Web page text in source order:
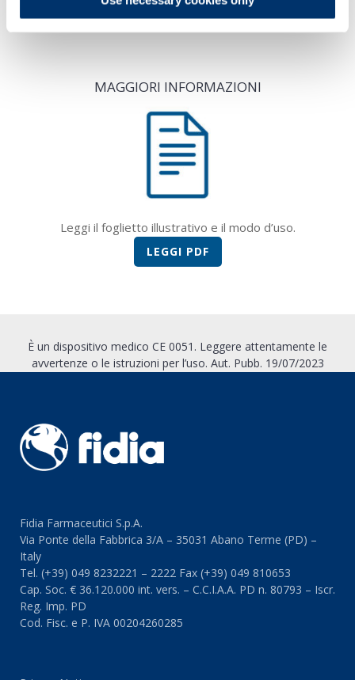
50ml.
MAGGIORI INFORMAZIONI
Leggi il foglietto illustrativo e il modo d’uso.
LEGGI PDF
È un dispositivo medico CE 0051. Leggere attentamente le
avvertenze o le istruzioni per l’uso. Aut. Pubb. 19/07/2023
Fidia Farmaceutici S.p.A.
Via Ponte della Fabbrica 3/A – 35031 Abano Terme (PD) –
Italy
Tel. (+39) 049 8232221 – 2222 Fax (+39) 049 810653
Cap. Soc. € 36.120.000 int. vers. – C.C.I.A.A. PD n. 80793 – Iscr.
Reg. Imp. PD
Cod. Fisc. e P. IVA 00204260285